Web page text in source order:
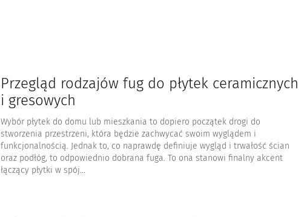
Przegląd rodzajów fug do płytek ceramicznych
i gresowych
Wybór płytek do domu lub mieszkania to dopiero początek drogi do
stworzenia przestrzeni, która będzie zachwycać swoim wyglądem i
funkcjonalnością. Jednak to, co naprawdę definiuje wygląd i trwałość ścian
oraz podłóg, to odpowiednio dobrana fuga. To ona stanowi finalny akcent
łączący płytki w spój...